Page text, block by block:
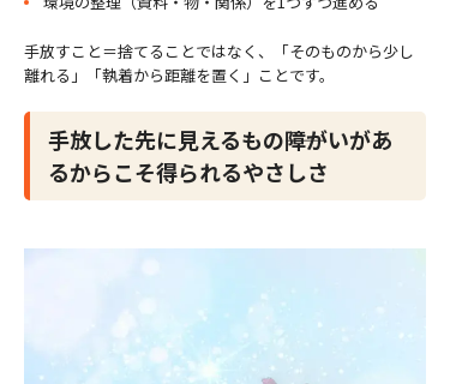
手放すこと＝捨てることではなく、「そのものから少し
離れる」「執着から距離を置く」ことです。
手放した先に見えるもの――障がいがあ
るからこそ得られるやさしさ